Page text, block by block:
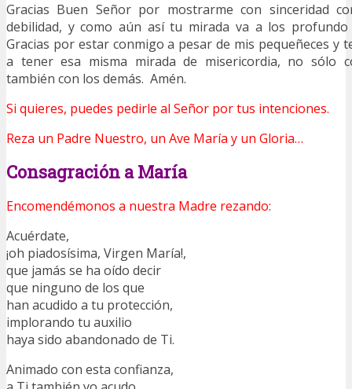
Gracias Buen Señor por mostrarme con sinceridad
debilidad, y como aún así tu mirada va a los
Gracias por estar conmigo a pesar de mis pequeñeces y
a tener esa misma mirada de misericordia, no sólo
también con los demás. Amén.
Si quieres, puedes pedirle al Señor por tus intenciones.
Reza un Padre Nuestro, un Ave María y un Gloria…
Consagración a María
Encomendémonos a nuestra Madre rezando:
Acuérdate,
¡oh piadosísima, Virgen María!,
que jamás se ha oído decir
que ninguno de los que
han acudido a tu protección,
implorando tu auxilio
haya sido abandonado de Ti.
Animado con esta confianza,